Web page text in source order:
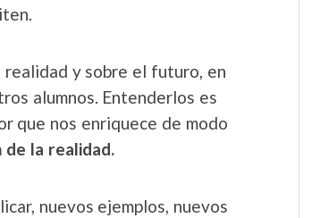
realidad y sobre el futuro, en
alumnos. Entenderlos es
que nos enriquece de modo
de la realidad.
nuevos ejemplos, nuevos